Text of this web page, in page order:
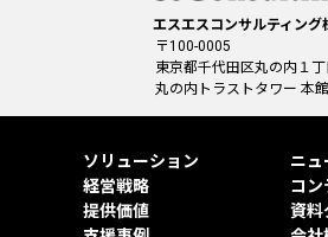
エスエスコンサルティング
〒100-0005
東京都千代田区丸の内１丁
丸の内トラストタワー 本
ソリューション
経営戦略
提供価値
ニュ
コン
資料